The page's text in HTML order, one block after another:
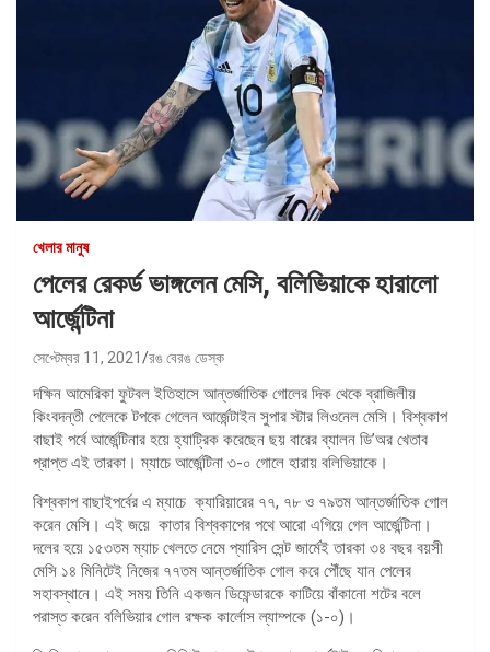
খেলার মানুষ
পেলের রেকর্ড ভাঙ্গলেন মেসি, বলিভিয়াকে হারালো
আর্জেন্টিনা
সেপ্টেম্বর 11, 2021 রঙ বেরঙ ডেস্ক
দক্ষিন আমেরিকা ফুটবল ইতিহাসে আন্তর্জাতিক গোলের দিক থেকে ব্রাজিলীয়
কিংবদন্তী পেলেকে টপকে গেলেন আর্জেন্টাইন সুপার স্টার লিওনেল মেসি। বিশ্বকাপ
বাছাই পর্বে আর্জেন্টিনার হয়ে হ্যাট্রিক করেছেন ছয় বারের ব্যালন ডি’অর খেতাব
প্রাপ্ত এই তারকা। ম্যাচে আর্জেন্টিনা ৩-০ গোলে হারায় বলিভিয়াকে।
বিশ্বকাপ বাছাইপর্বের এ ম্যাচে ক্যারিয়ারের ৭৭, ৭৮ ও ৭৯তম আন্তর্জাতিক গোল
করেন মেসি। এই জয়ে কাতার বিশ্বকাপের পথে আরো এগিয়ে গেল আর্জেন্টিনা।
দলের হয়ে ১৫৩তম ম্যাচ খেলতে নেমে প্যারিস সেন্ট জার্মেই তারকা ৩৪ বছর বয়সী
মেসি ১৪ মিনিটেই নিজের ৭৭তম আন্তর্জাতিক গোল করে পৌঁছে যান পেলের
সহাবস্থানে। এই সময় তিনি একজন ডিফেন্ডারকে কাটিয়ে বাঁকানো শটের বলে
পরাস্ত করেন বলিভিয়ার গোল রক্ষক কার্লোস ল্যাম্পকে (১-০)।